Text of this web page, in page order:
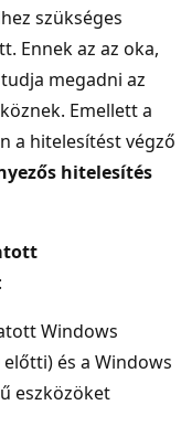
szükséges
Ennek az az oka,
megadni az
Emellett a
a hitelesítést végző
hitelesítés
:
Windows
és a Windows
eszközöket